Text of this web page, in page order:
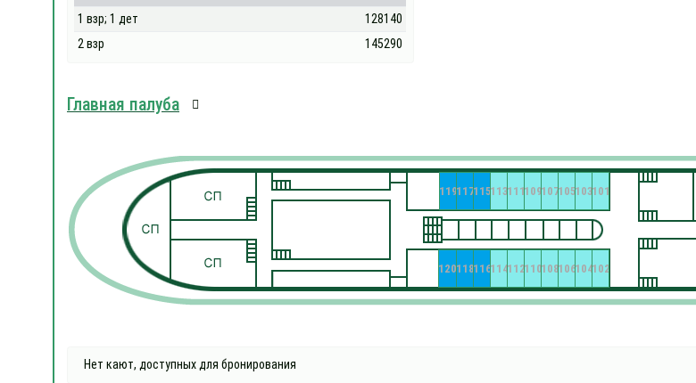
1 взр; 1 дет
128140
2 взр
145290
Главная палуба
101
102
103
104
105
106
107
108
109
110
111
112
113
114
115
116
117
118
119
120
Нет кают, доступных для бронирования